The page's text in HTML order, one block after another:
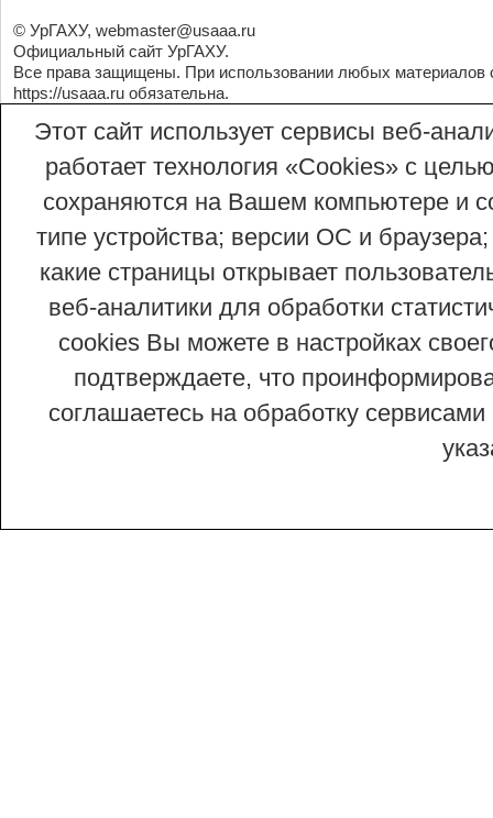
© УрГАХУ, webmaster@usaaa.ru
Официальный сайт УрГАХУ.
Все права защищены. При использовании любых материалов
https://usaaa.ru обязательна.
Этот сайт использует сервисы веб-
работает технология «Сookies» с
сохраняются на Вашем компьютере и
типе устройства; версии ОС и
какие страницы открывает
веб-аналитики для обработки
cookies Вы можете в настройках
подтверждаете, что
соглашаетесь на обработку